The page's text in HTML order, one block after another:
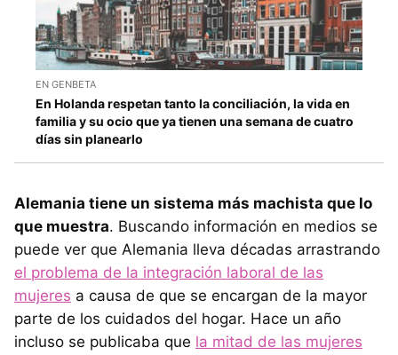
EN GENBETA
En Holanda respetan tanto la conciliación, la vida en
familia y su ocio que ya tienen una semana de cuatro
días sin planearlo
Alemania tiene un sistema más machista que lo
que muestra. Buscando información en medios se
puede ver que Alemania lleva décadas arrastrando
el problema de la integración laboral de las
mujeres a causa de que se encargan de la mayor
parte de los cuidados del hogar. Hace un año
incluso se publicaba que la mitad de las mujeres